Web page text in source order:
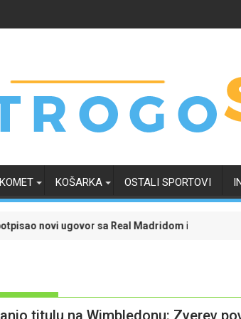
KOŠARKA OSTALI SPORTOVI
i okončao neizvijesnost oko svoje budućnosti
Evropski četvrtak zanimljiviji uz
titulu na Wimbledonu: Zverev